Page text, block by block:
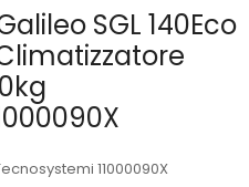
SGL 140Eco
11000090X